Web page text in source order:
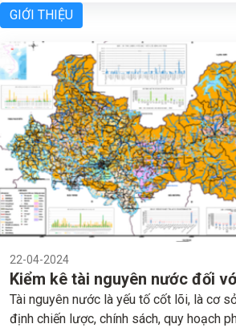
GIỚI THIỆU
22-04-2024
Kiểm kê tài nguyên nước đối
nước nhằm phục vụ phát triển
tỉnh Bắc Giang
Tài nguyên nước là yếu tố cốt lõi, là cơ
định chiến lược, chính sách, quy hoạch